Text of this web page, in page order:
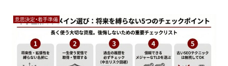
意思決定・着手準備